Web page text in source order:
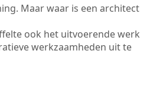
Maar waar is een architect
ook het uitvoerende werk
werkzaamheden uit te